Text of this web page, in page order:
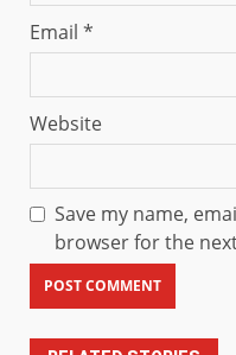
Email *
Website
Save my name,
browser for the